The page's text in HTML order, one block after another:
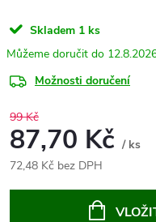
Skladem 1 ks
Možnosti doručení
99 Kč
87,70 Kč / ks
72,48 Kč bez DPH